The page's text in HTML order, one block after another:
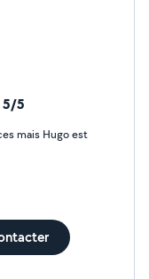
5/5
mais Hugo est